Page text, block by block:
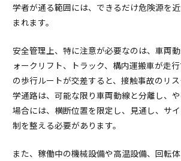
学者が通る範囲には、できるだけ危険源を
まれます。
安全管理上、特に注意が必要なのは、車両
ォークリフト、トラック、構内運搬車が走
の歩行ルートが交差すると、接触事故のリ
学通路は、可能な限り車両動線と分離し、
場合には、横断位置を限定し、見通し、サ
制を整える必要があります。
また、稼働中の機械設備や高温設備、回転